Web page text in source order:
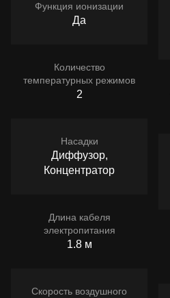
Функция ионизации
Да
Количество
температурных режимов
2
Насадки
Диффузор,
Концентратор
Длина кабеля
электропитания
1.8 м
Скорость воздушного